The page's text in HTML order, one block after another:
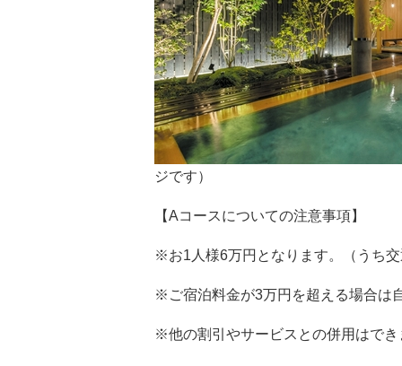
ジです）
【Aコースについての注意事項】
※お1人様6万円となります。（うち
※ご宿泊料金が3万円を超える場合は
※他の割引やサービスとの併用はでき